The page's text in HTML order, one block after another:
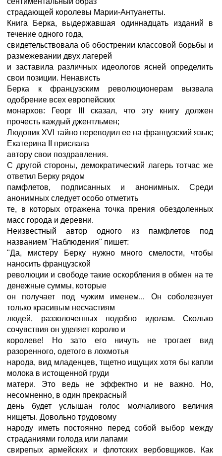
страдающей королевы Марии-Антуанетты.
Книга Берка, выдержавшая одиннадцать изданий в
течение одного года,
свидетельствовала об обострении классовой борьбы и
размежевании двух лагерей
и заставила различных идеологов ясней определить
свои позиции. Ненависть
Берка к французским революционерам вызвала
одобрение всех европейских
монархов: Георг III сказал, что эту книгу должен
прочесть каждый джентльмен;
Людовик XVI тайно переводил ее на французский язык;
Екатерина II прислала
автору свои поздравления.
С другой стороны, демократический лагерь тотчас же
ответил Берку рядом
памфлетов, подписанных и анонимных. Среди
анонимных следует особо отметить
те, в которых отражена точка прения обездоленных
масс города и деревни.
Неизвестный автор одного из памфлетов под
названием "Наблюдения" пишет:
"Да, мистеру Берку нужно много смелости, чтобы
наносить французской
революции и свободе такие оскорбления в обмен на те
денежные суммы, которые
он получает под чужим именем... Он соболезнует
только красивым несчастиям
людей, раззолоченных подобно идолам. Сколько
сочувствия он уделяет королю и
королеве! Но зато его ничуть не трогает вид
разоренного, одетого в лохмотья
народа, вид младенцев, тщетно ищущих хотя бы капли
молока в истощенной груди
матери. Это ведь не эффектно и не важно. Но,
несомненно, в один прекрасный
день будет услышан голос молчаливого величия
нищеты. Довольно трудовому
народу иметь постоянно перед собой выбор между
страданиями голода или лапами
свирепых армейских и флотских вербовщиков. Как